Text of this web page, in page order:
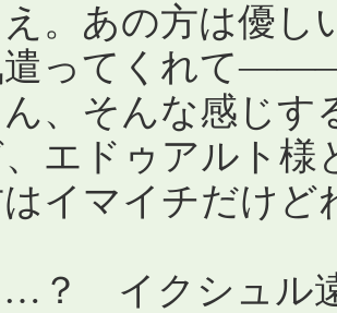
え。あの方は優
遣ってくれて
ん、そんな感じ
エドゥアルト様
はイマイチだけど
イクシュル遠